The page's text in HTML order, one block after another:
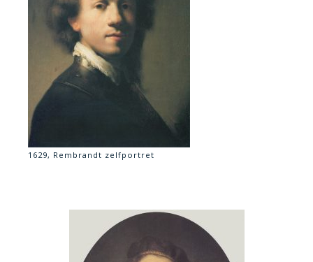
1629, Rembrandt zelfportret